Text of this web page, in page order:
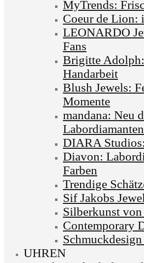
MyTrends:
Coeur de Lion:
LEONARDO
Fans
Brigitte
Handarbeit
Blush Jewels:
Momente
mandana: Neu
Labordiamanten
DIARA
Diavon:
Farben
Trendige
Sif Jakobs
Silberkunst
Contemporary
UHREN